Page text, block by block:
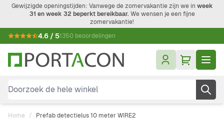
Ga naar de inhoud
Gewijzigde openingstijden: Vanwege de zomervakantie zijn we in week
31 en week 32 beperkt bereikbaar.We wensen je een fijne
zomervakantie!
4.6 / 51350 beoordelingen
Doorzoek de hele winkel
Home / Prefab detectielus 10 meter WIRE2